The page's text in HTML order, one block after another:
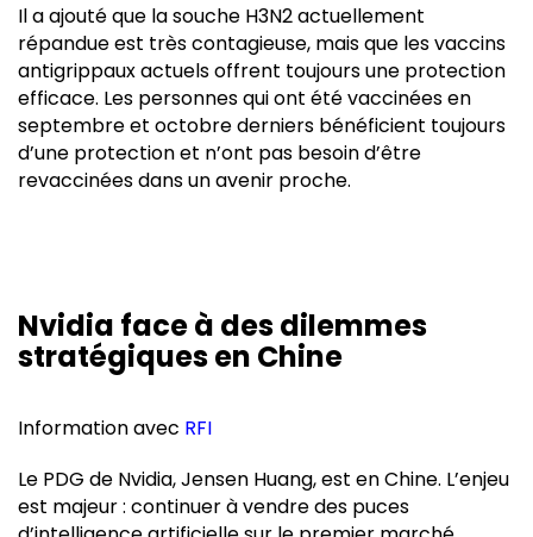
Il a ajouté que la souche H3N2 actuellement
répandue est très contagieuse, mais que les vaccins
antigrippaux actuels offrent toujours une protection
efficace. Les personnes qui ont été vaccinées en
septembre et octobre derniers bénéficient toujours
d’une protection et n’ont pas besoin d’être
revaccinées dans un avenir proche.
Nvidia face à des dilemmes
stratégiques en Chine
Information avec RFI
Le PDG de Nvidia, Jensen Huang, est en Chine. L’enjeu
est majeur : continuer à vendre des puces